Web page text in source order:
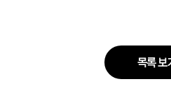
목록 보